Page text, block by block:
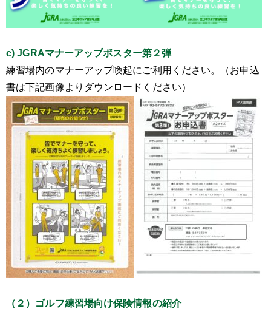
c) JGRAマナーアップポスター第２弾
練習場内のマナーアップ喚起にご利用ください。（お申込
書は下記画像よりダウンロードください）
（２）ゴルフ練習場向け保険情報の紹介